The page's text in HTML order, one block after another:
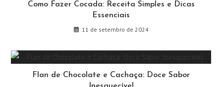
Como Fazer Cocada: Receita Simples e Dicas
Essenciais
11 de setembro de 2024
Flan de Chocolate e Cachaça: Doce Sabor